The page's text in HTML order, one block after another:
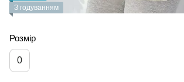
З годуванням
Розмір
0